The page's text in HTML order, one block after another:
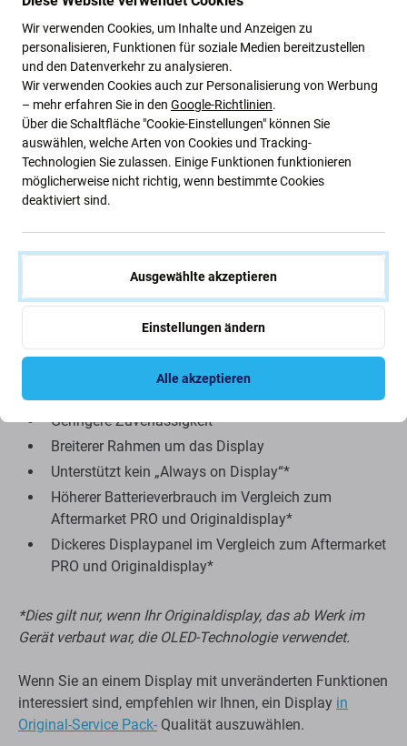
Aussehen auf.
Nachfolgend sind die Vor- und Nachteile im Vergleich
zum Original-Herstellerdisplay aufgeführt.
Vorteile:
Niedriger Preis
Mit LCD-Technologie
Nachteile:
Kleinere Anzeigefläche
Etwas höhere Unterkante
Echtes Schwarz kann nicht angezeigt werden
Reduzierte Helligkeit
Geringere Zuverlässigkeit
Breiterer Rahmen um das Display
Unterstützt kein „Always on Display“*
Höherer Batterieverbrauch im Vergleich zum
Aftermarket PRO und Originaldisplay*
Dickeres Displaypanel im Vergleich zum Aftermarket
PRO und Originaldisplay*
*Dies gilt nur, wenn Ihr Originaldisplay, das ab Werk im
Gerät verbaut war, die OLED-Technologie verwendet.
Wenn Sie an einem Display mit unveränderten Funktionen
interessiert sind, empfehlen wir Ihnen, ein Display in
Original-Service Pack- Qualität auszuwählen.
Wir verwenden Cookies, um Inhalte und Anzeigen zu
personalisieren, Funktionen für soziale Medien bereitzustellen
und den Datenverkehr zu analysieren.
Wir verwenden Cookies auch zur Personalisierung von Werbung
– mehr erfahren Sie in den Google-Richtlinien.
Über die Schaltfläche "Cookie-Einstellungen" können Sie
auswählen, welche Arten von Cookies und Tracking-
Technologien Sie zulassen. Einige Funktionen funktionieren
möglicherweise nicht richtig, wenn bestimmte Cookies
deaktiviert sind.
Ausgewählte akzeptieren
Einstellungen ändern
Alle akzeptieren